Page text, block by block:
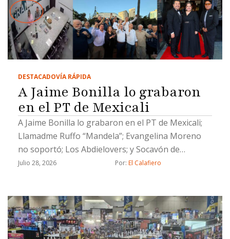
DESTACADOVÍA RÁPIDA
A Jaime Bonilla lo grabaron
en el PT de Mexicali
A Jaime Bonilla lo grabaron en el PT de Mexicali;
Llamadme Ruffo “Mandela”; Evangelina Moreno
no soportó; Los Abdielovers; y Socavón de
solteras pero no solas
Julio 28, 2026 Por: El Calafiero